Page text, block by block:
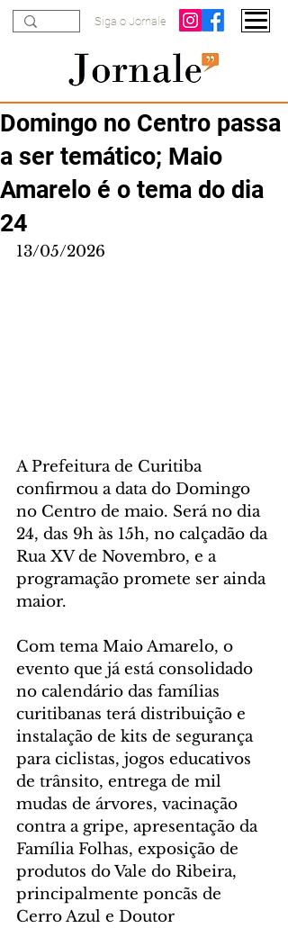
Siga o Jornale
Domingo no Centro passa
a ser temático; Maio
Amarelo é o tema do dia
24
13/05/2026
A Prefeitura de Curitiba
confirmou a data do Domingo
no Centro de maio. Será no dia
24, das 9h às 15h, no calçadão da
Rua XV de Novembro, e a
programação promete ser ainda
maior.
Com tema Maio Amarelo, o
evento que já está consolidado
no calendário das famílias
curitibanas terá distribuição e
instalação de kits de segurança
para ciclistas, jogos educativos
de trânsito, entrega de mil
mudas de árvores, vacinação
contra a gripe, apresentação da
Família Folhas, exposição de
produtos do Vale do Ribeira,
principalmente poncãs de
Cerro Azul e Doutor